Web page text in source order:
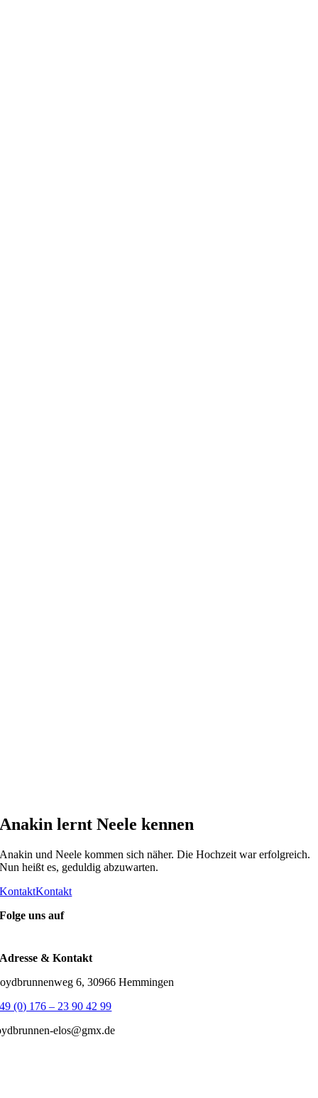
Anakin lernt Neele kennen
Anakin und Neele kommen sich näher. Die Hochzeit war erfolgreich.
Nun heißt es, geduldig abzuwarten.
KontaktKontakt
Folge uns auf
Adresse & Kontakt
6, 30966 Hemmingen
(0) 176 – 23 90 42 99
elos@gmx.de